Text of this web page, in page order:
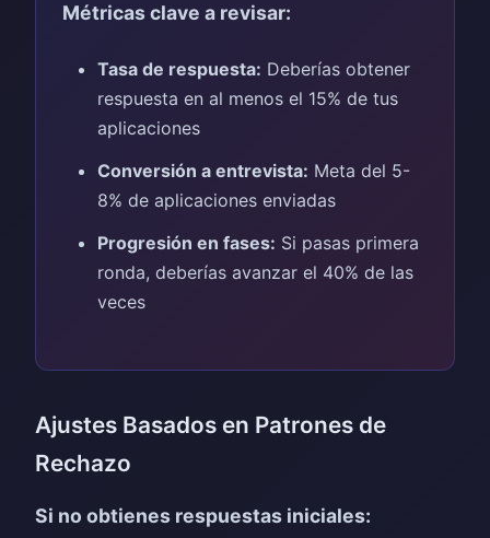
Métricas clave a revisar:
Tasa de respuesta: Deberías obtener
respuesta en al menos el 15% de tus
aplicaciones
Conversión a entrevista: Meta del 5-
8% de aplicaciones enviadas
Progresión en fases: Si pasas primera
ronda, deberías avanzar el 40% de las
veces
Ajustes Basados en Patrones de
Rechazo
Si no obtienes respuestas iniciales: